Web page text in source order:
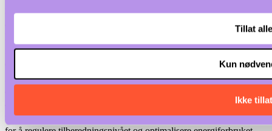
Tillat alle
Kun
Ikke tillat
fett og smuss i å trenge inn mellom enhetene. En multifunksjonell
enhet som brukes til å tilberede alle slags pasta, ris, poteter,
grønnsaker. Brønn i 1.4435 (AISI 316L) rustfritt stål, med
430 rustfritt stål med flammebeskyttelse. Sikkerhetstermostat og
termostatstyring. Energy Control-funksjon for finjustering av kraft